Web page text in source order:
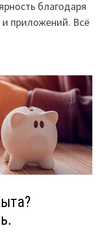
благодаря
приложений. Всё